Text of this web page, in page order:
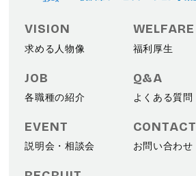
VISION
求める人物像
JOB
各職種の紹介
EVENT
説明会・相談会
WELFARE
福利厚生
Q&A
よくある質問
CONTACT
お問い合わせ